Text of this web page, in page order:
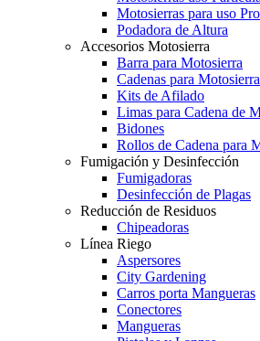
Motosierras para uso
Podadora de Altura
Accesorios Motosierra
Barra para Motosierra
Cadenas para
Kits de Afilado
Limas para Cadena de
Bidones
Rollos de Cadena para
Fumigación y Desinfección
Fumigadoras
Desinfección de Plagas
Reducción de Residuos
Chipeadoras
Línea Riego
Aspersores
City Gardening
Carros porta Mangueras
Conectores
Mangueras